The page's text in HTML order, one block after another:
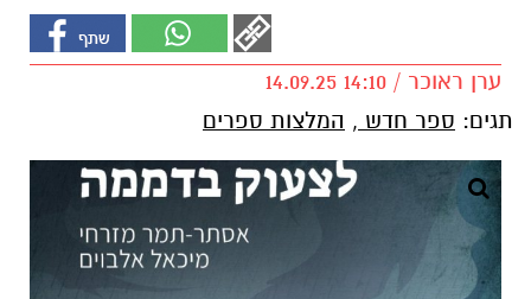
ערן ראוכר / 14:10 14.09.25
תגים: ספר חדש , המלצות ספרים